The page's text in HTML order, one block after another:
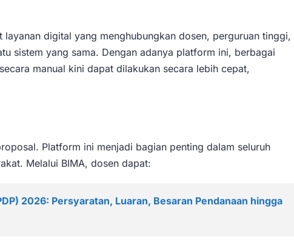
digital yang menghubungkan dosen, perguruan tinggi,
sistem yang sama. Dengan adanya platform ini, berbagai
manual kini dapat dilakukan secara lebih cepat,
Platform ini menjadi bagian penting dalam seluruh
Melalui BIMA, dosen dapat:
2026: Persyaratan, Luaran, Besaran Pendanaan hingga